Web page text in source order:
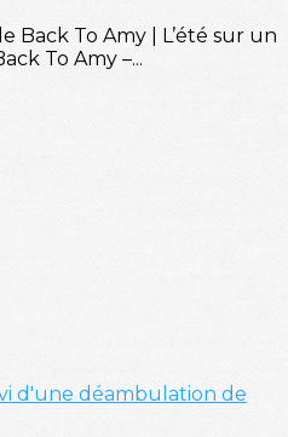
Back To Amy | L’été sur un
To Amy –...